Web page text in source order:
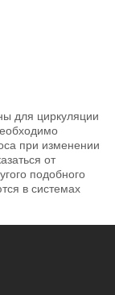
для циркуляции
при изменении
от
подобного
в системах